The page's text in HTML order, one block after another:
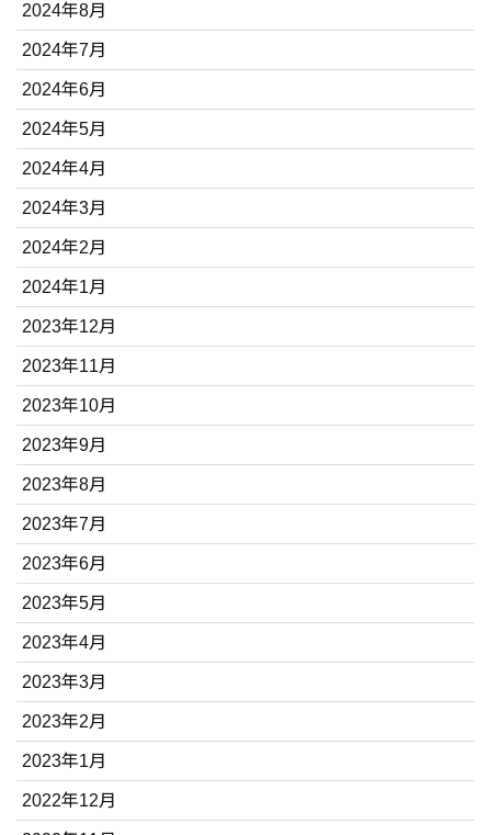
2024年8月
2024年7月
2024年6月
2024年5月
2024年4月
2024年3月
2024年2月
2024年1月
2023年12月
2023年11月
2023年10月
2023年9月
2023年8月
2023年7月
2023年6月
2023年5月
2023年4月
2023年3月
2023年2月
2023年1月
2022年12月